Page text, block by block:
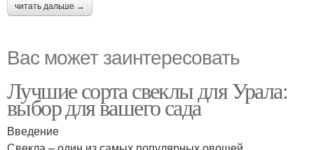
читать дальше →
Вас может заинтересовать
Лучшие сорта свеклы для Урала:
выбор для вашего сада
Введение